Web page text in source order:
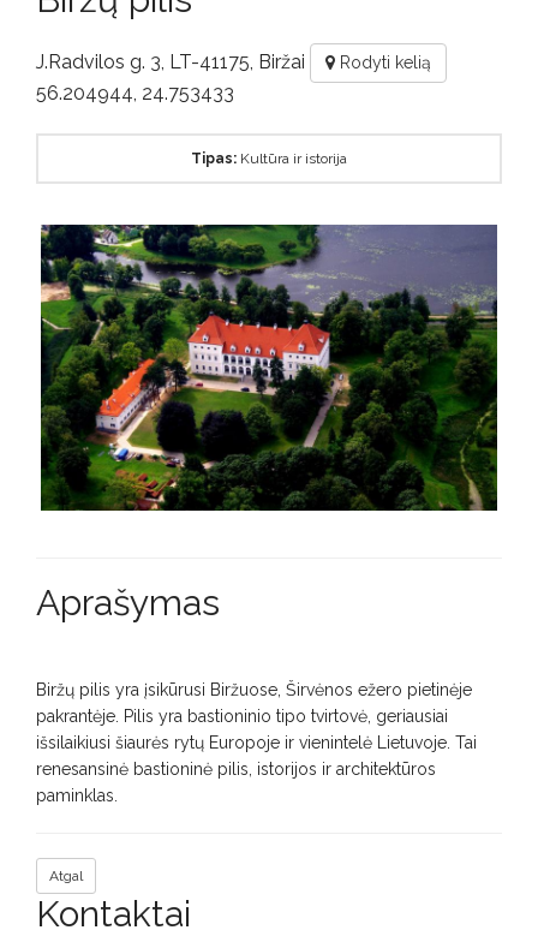
Kontaktai
J.Radvilos g. 3, LT-41175, Biržai Rodyti kelią
56.204944, 24.753433
Tipas: Kultūra ir istorija
Aprašymas
Biržų pilis yra įsikūrusi Biržuose, Širvėnos ežero pietinėje
pakrantėje. Pilis yra bastioninio tipo tvirtovė, geriausiai
išsilaikiusi šiaurės rytų Europoje ir vienintelė Lietuvoje. Tai
renesansinė bastioninė pilis, istorijos ir architektūros
paminklas.
Atgal
Kontaktai